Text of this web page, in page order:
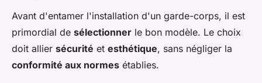
Avant d'entamer l'installation d'un garde-corps, il est
primordial de sélectionner le bon modèle. Le choix
doit allier sécurité et esthétique, sans négliger la
conformité aux normes établies.